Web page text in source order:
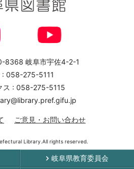
8368 岐阜市宇佐4-2-1
: 058-275-5111
ス : 058-275-5115
ご意見・お問い合わせ
Library.All rights reserved.
岐阜県教育委員会